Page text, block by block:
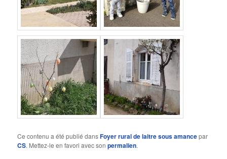
Ce contenu a été publié dansFoyer rural de laitre sous amancepar
CS. Mettez-le en favori avec sonpermalien.